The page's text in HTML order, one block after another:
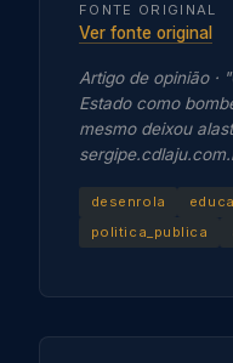
FONTE ORIGINAL
Ver fonte original
Artigo de opinião ·
Estado como
mesmo deixou
desenrola
politica_publica